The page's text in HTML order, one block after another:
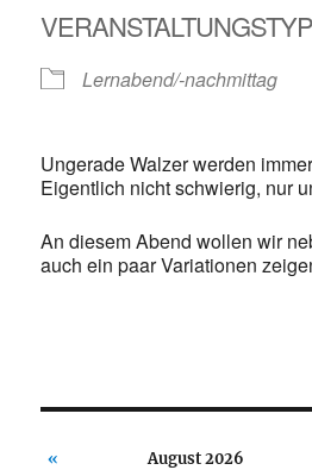
VERANSTALTUNGSTYP
Lernabend/-nachmittag
Ungerade Walzer werden
Eigentlich nicht schwierig, nur
An diesem Abend wollen wir
auch ein paar Variationen
« August 2026